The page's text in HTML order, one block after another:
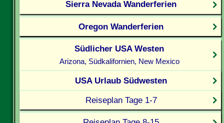
Sierra Nevada Wanderferien
Oregon Wanderferien
Südlicher USA Westen
Arizona, Südkalifornien, New Mexico
USA Urlaub Südwesten
Reiseplan Tage 1-7